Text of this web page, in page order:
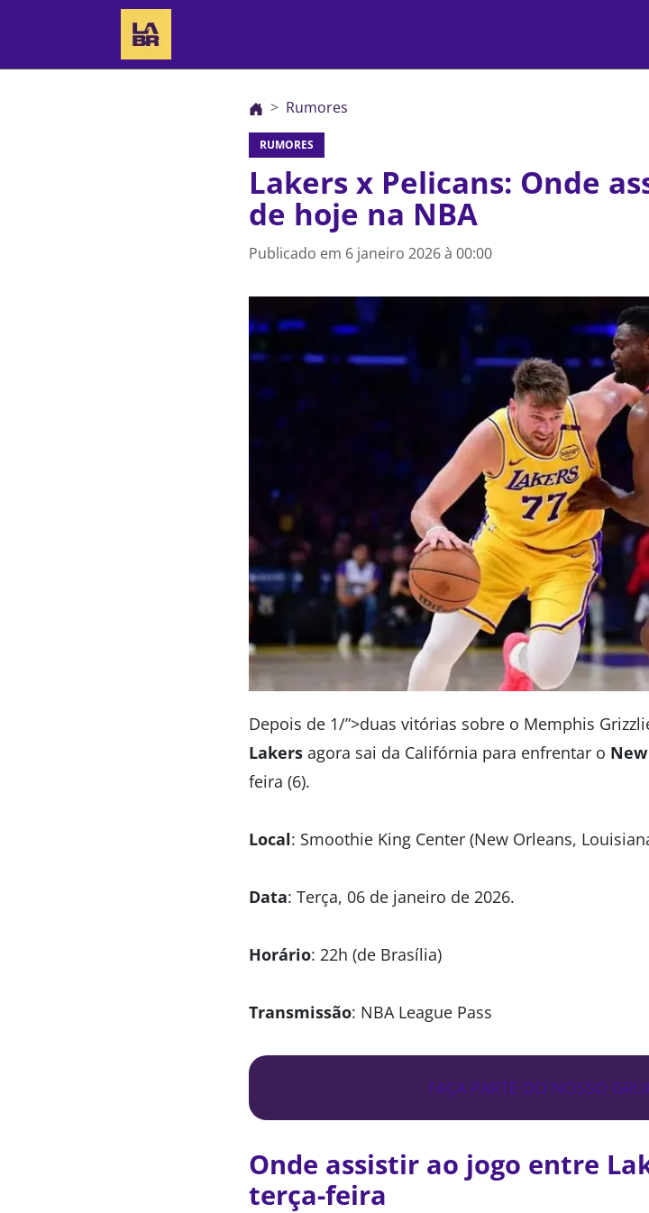
Rumores
RUMORES
Lakers x Pelicans: Onde
de hoje na NBA
Publicado em 6 janeiro 2026 à 00:00
Depois de 1/”>duas vitórias sobre o Memphis
Lakers agora sai da Califórnia para enfrentar o
feira (6).
Local: Smoothie King Center (New Orleans,
Data: Terça, 06 de janeiro de 2026.
Horário: 22h (de Brasília)
Transmissão: NBA League Pass
FAÇA PARTE DO NOSSO
Onde assistir ao jogo entre
terça-feira